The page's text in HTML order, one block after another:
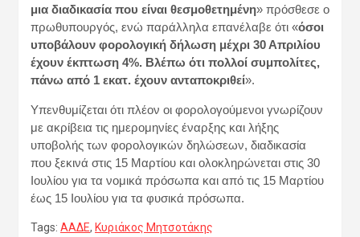
μια διαδικασία που είναι θεσμοθετημένη» πρόσθεσε ο
πρωθυπουργός, ενώ παράλληλα επανέλαβε ότι «όσοι
υποβάλουν φορολογική δήλωση μέχρι 30 Απριλίου
έχουν έκπτωση 4%. Βλέπω ότι πολλοί συμπολίτες,
πάνω από 1 εκατ. έχουν ανταποκριθεί».
Υπενθυμίζεται ότι πλέον οι φορολογούμενοι γνωρίζουν
με ακρίβεια τις ημερομηνίες έναρξης και λήξης
υποβολής των φορολογικών δηλώσεων, διαδικασία
που ξεκινά στις 15 Μαρτίου και ολοκληρώνεται στις 30
Ιουλίου για τα νομικά πρόσωπα και από τις 15 Μαρτίου
έως 15 Ιουλίου για τα φυσικά πρόσωπα.
Tags: ΑΑΔΕ, Κυριάκος Μητσοτάκης